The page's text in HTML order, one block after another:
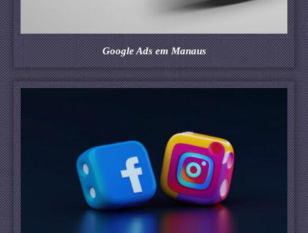
Google Ads em Manaus